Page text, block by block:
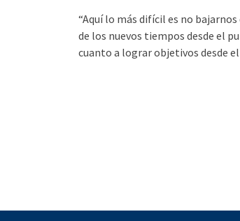
“Aquí lo más difícil es no
de los nuevos tiempos desde el
cuanto a lograr objetivos desde